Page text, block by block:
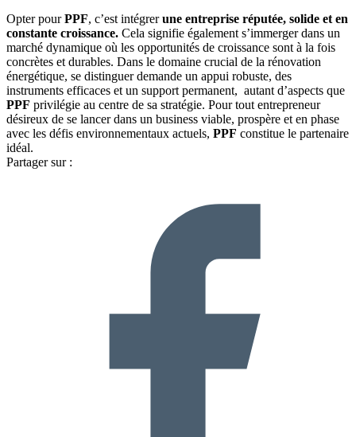
Opter pourPPF, c’est intégrerune entreprise réputée, solide et en
constante croissance. Cela signifie également s’immerger dans un
marché dynamique où les opportunités de croissance sont à la fois
concrètes et durables. Dans le domaine crucial de la rénovation
énergétique, se distinguer demande un appui robuste, des
instruments efficaces et un support permanent, autant d’aspects que
PPF privilégie au centre de sa stratégie. Pour tout entrepreneur
désireux de se lancer dans un business viable, prospère et en phase
avec les défis environnementaux actuels, PPF constitue le partenaire
idéal.
Partager sur :